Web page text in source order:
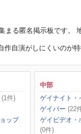
る匿名掲示板です。
自演がしにくいのが特
(1件)
ップ
中部
ゲイナイト・
ゲイバー (22
ゲイビデオ・
(0件)